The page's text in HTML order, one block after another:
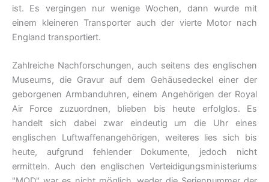
ist. Es vergingen nur wenige Wochen, dann wurde mit
einem kleineren Transporter auch der vierte Motor nach
England transportiert.
Zahlreiche Nachforschungen, auch seitens des englischen
Museums, die Gravur auf dem Gehäusedeckel einer der
geborgenen Armbanduhren, einem Angehörigen der Royal
Air Force zuzuordnen, blieben bis heute erfolglos. Es
handelt sich dabei zwar eindeutig um die Uhr eines
englischen Luftwaffenangehörigen, weiteres lies sich bis
heute, aufgrund fehlender Dokumente, jedoch nicht
ermitteln. Auch den englischen Verteidigungsministeriums